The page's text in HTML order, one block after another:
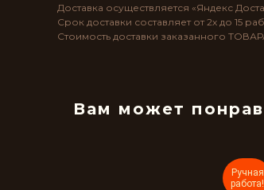
Доставка осуществляется «Яндекс
Срок доставки составляет от 2х до 15
Стоимость доставки заказанного
Вам может
Ручная
работа!